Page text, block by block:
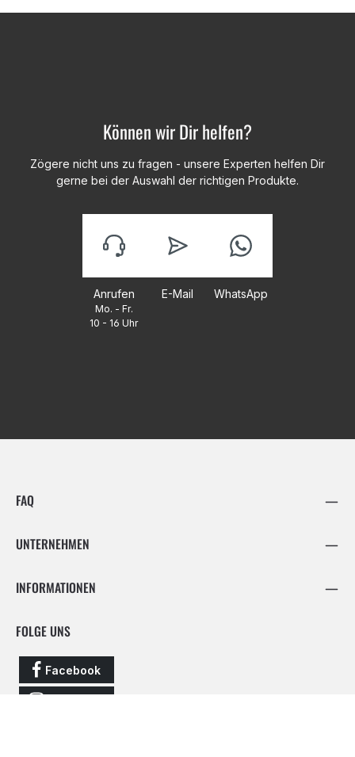
Können wir Dir helfen?
Zögere nicht uns zu fragen - unsere Experten helfen Dir
gerne bei der Auswahl der richtigen Produkte.
Anrufen
Mo. - Fr.
10 - 16 Uhr
E-Mail WhatsApp
FAQ
UNTERNEHMEN
INFORMATIONEN
FOLGE UNS
Facebook